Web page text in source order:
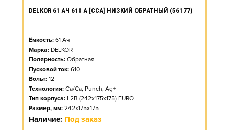
DELKOR 61 АЧ 610 А [CCA] НИЗКИЙ ОБРАТНЫЙ (56177)
Ёмкость: 61 Ач
Марка: DELKOR
Полярность: Обратная
Пусковой ток: 610
Вольт: 12
Технология: Ca/Ca, Punch, Ag+
Тип корпуса: L2B (242x175x175) EURO
Размер, мм: 242x175x175
Наличие: Под заказ